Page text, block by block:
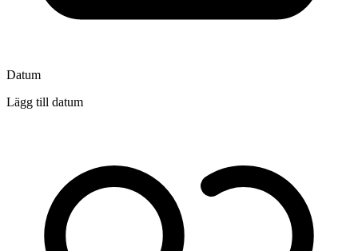
Datum
Lägg till datum